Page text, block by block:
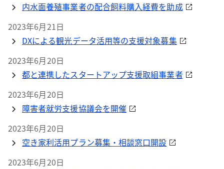
内水面養殖事業者の配合飼料購入経費を助成
2023年6月21日
DXによる観光データ活用等の支援対象募集
2023年6月20日
都と連携したスタートアップ支援取組事業者
2023年6月20日
障害者就労支援協議会を開催
2023年6月20日
空き家利活用プラン募集・相談窓口開設
2023年6月20日